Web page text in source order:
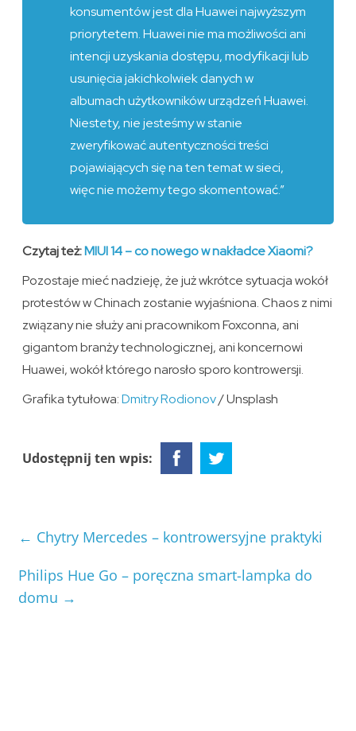
konsumentów jest dla Huawei najwyższym
priorytetem. Huawei nie ma możliwości ani
intencji uzyskania dostępu, modyfikacji lub
usunięcia jakichkolwiek danych w
albumach użytkowników urządzeń Huawei.
Niestety, nie jesteśmy w stanie
zweryfikować autentyczności treści
pojawiających się na ten temat w sieci,
więc nie możemy tego skomentować.”
Czytaj też:MIUI 14 – co nowego w nakładce Xiaomi?
Pozostaje mieć nadzieję, że już wkrótce sytuacja wokół
protestów w Chinach zostanie wyjaśniona. Chaos z nimi
związany nie służy ani pracownikom Foxconna, ani
gigantom branży technologicznej, ani koncernowi
Huawei, wokół którego narosło sporo kontrowersji.
Grafika tytułowa:Dmitry Rodionov/ Unsplash
Udostępnij ten wpis:
← Chytry Mercedes – kontrowersyjne praktyki
Philips Hue Go – poręczna smart-lampka do
domu →